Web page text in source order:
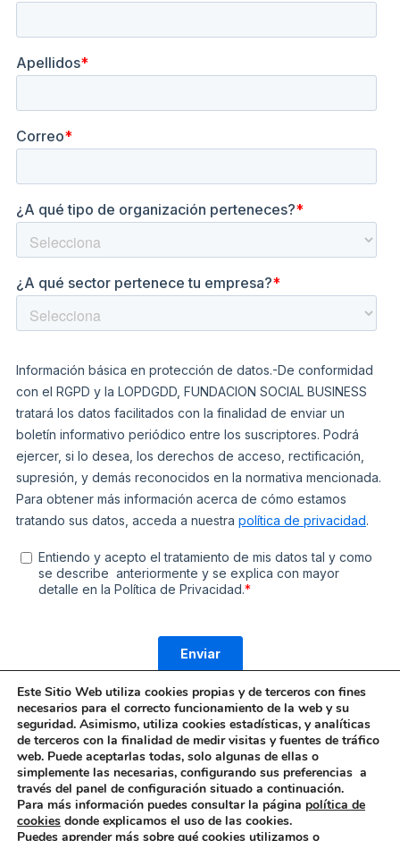
© 2026 UnLimited Spain
Este Sitio Web utiliza cookies propias y de terceros con fines
necesarios para el correcto funcionamiento de la web y su
seguridad. Asimismo, utiliza cookies estadísticas, y analíticas
de terceros con la finalidad de medir visitas y fuentes de tráfico
web. Puede aceptarlas todas, solo algunas de ellas o
simplemente las necesarias, configurando sus preferencias a
través del panel de configuración situado a continuación.
Para más información puedes consultar la página política de
cookies donde explicamos el uso de las cookies.
Puedes aprender más sobre qué cookies utilizamos o